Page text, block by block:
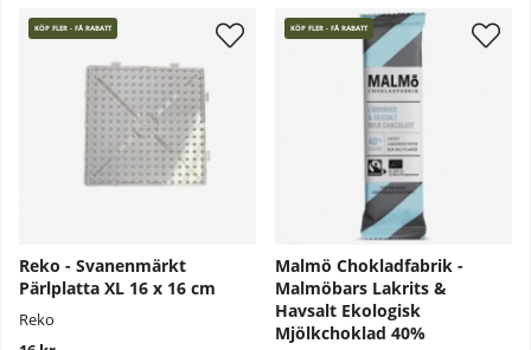
KÖP FLER - FÅ RABATT
Reko - Svanenmärkt
Pärlplatta XL 16 x 16 cm
Reko
KÖP FLER - FÅ RABATT
Malmö Chokladfabrik -
Malmöbars Lakrits &
Havsalt Ekologisk
Mjölkchoklad 40%